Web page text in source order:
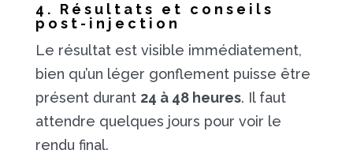
4. Résultats et conseils
post-injection
Le résultat est visible immédiatement,
bien qu’un léger gonflement puisse être
présent durant 24 à 48 heures. Il faut
attendre quelques jours pour voir le
rendu final.